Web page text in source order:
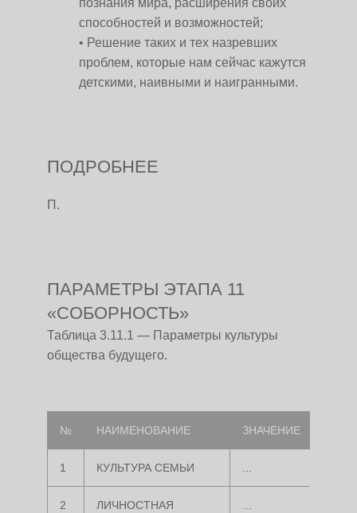
познания мира, расширения своих
способностей и возможностей;
Решение таких и тех назревших
проблем, которые нам сейчас кажутся
детскими, наивными и наигранными.
ПОДРОБНЕЕ
П.
ПАРАМЕТРЫ ЭТАПА 11
«СОБОРНОСТЬ»
Таблица 3.11.1 — Параметры культуры
общества будущего.
№ НАИМЕНОВАНИЕ ЗНАЧЕНИЕ
1 КУЛЬТУРА СЕМЬИ
2
ЛИЧНОСТНАЯ